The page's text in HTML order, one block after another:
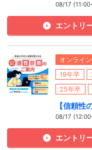
08/17
エントリ
オンライ
19年卒
25年卒
【信頼性
08/17
エントリ